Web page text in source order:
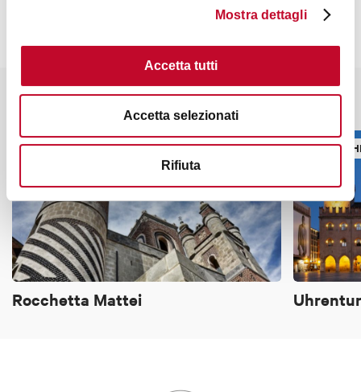
Mostra dettagli
Accetta tutti
Accetta selezionati
Rifiuta
Empfohlene Suchergebnisse
TÜRME, HISTORISCHE GEBÄUDE
Rocchetta Mattei
TÜRME,